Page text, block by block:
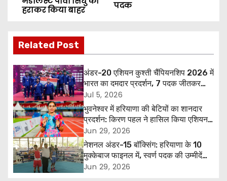
t
n
a
v
i
g
a
पदक
हराकर किया बाहर
Related Post
अंडर-20 एशियन कुश्ती चैंपियनशिप 2026 में
भारत का दमदार प्रदर्शन, 7 पदक जीतकर
ओवरऑल टीम ट्रॉफी में तीसरा स्थान
Jul 5, 2026
भुवनेश्वर में हरियाणा की बेटियों का शानदार
प्रदर्शन: किरण पहल ने हासिल किया एशियन
गेम्स क्वालिफाइंग स्टैंडर्ड, पूजा ने जीता कांस्य
पदक
Jun 29, 2026
नेशनल अंडर-15 बॉक्सिंग: हरियाणा के 10
मुक्केबाज फाइनल में, स्वर्ण पदक की उम्मीदें
बढ़ीं
Jun 29, 2026